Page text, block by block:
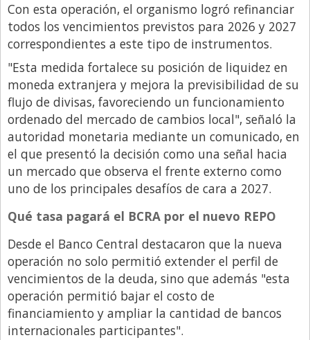
Política
Publicidad y Marketing
Real Estate y Propiedades
Responsabilidad Social
Salidas
Santa Fe
Show Business
Sociedad
Tecnología
Viajes
Con esta operación, el organismo logró refinanciar
todos los vencimientos previstos para 2026 y 2027
correspondientes a este tipo de instrumentos.
"Esta medida fortalece su posición de liquidez en
moneda extranjera y mejora la previsibilidad de su
flujo de divisas, favoreciendo un funcionamiento
ordenado del mercado de cambios local", señaló la
autoridad monetaria mediante un comunicado, en
el que presentó la decisión como una señal hacia
un mercado que observa el frente externo como
uno de los principales desafíos de cara a 2027.
Qué tasa pagará el BCRA por el nuevo REPO
Desde el Banco Central destacaron que la nueva
operación no solo permitió extender el perfil de
vencimientos de la deuda, sino que además "esta
operación permitió bajar el costo de
financiamiento y ampliar la cantidad de bancos
internacionales participantes".